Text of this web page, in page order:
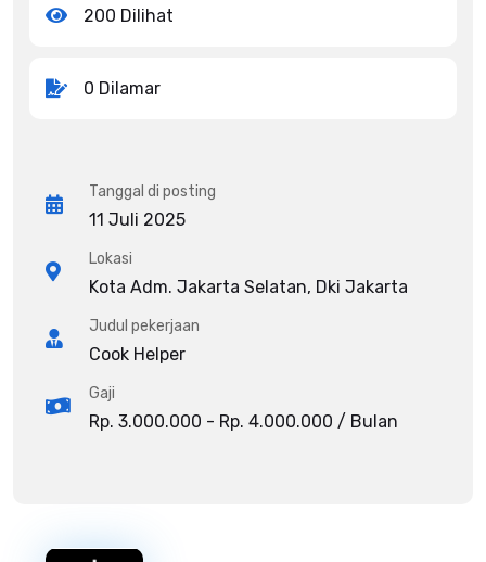
200 Dilihat
0 Dilamar
Tanggal di posting
11 Juli 2025
Lokasi
Kota Adm. Jakarta Selatan, Dki Jakarta
Judul pekerjaan
Cook Helper
Gaji
Rp. 3.000.000 - Rp. 4.000.000 / Bulan